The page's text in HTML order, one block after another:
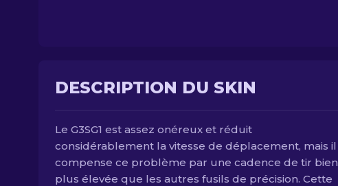
DESCRIPTION DU SKIN
Le G3SG1 est assez onéreux et réduit
considérablement la vitesse de déplacement, mais il
compense ce problème par une cadence de tir bien
plus élevée que les autres fusils de précision. Cette